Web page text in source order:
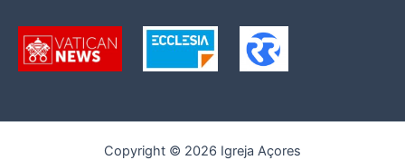
Copyright © 2026 Igreja Açores